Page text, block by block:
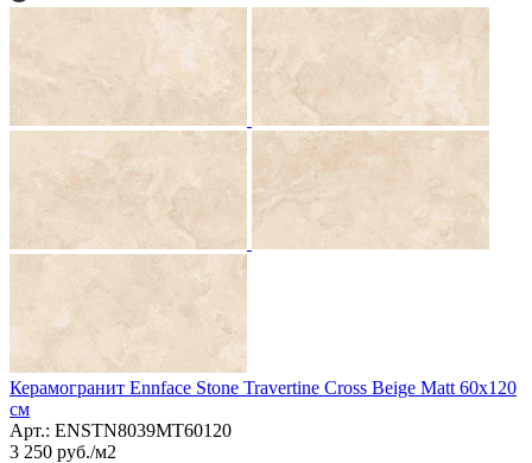
Керамогранит Ennface Stone Travertine Cross Beige Matt 60x120
см
Арт.: ENSTN8039MT60120
3 250 руб./м2